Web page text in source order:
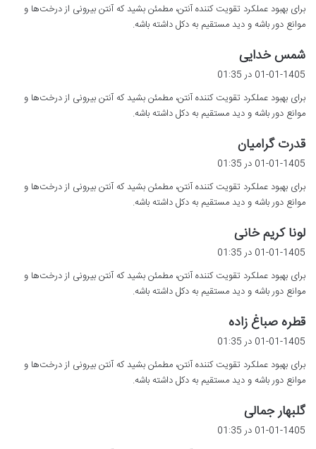
:
برای بهبود عملکرد تقویت کننده آنتن، مطمئن بشید که آنتن بیرونی از درخت‌ها و
موانع دور باشه و دید مستقیم به دکل داشته باشه.
شمس خدایی
ف
:
01-01-1405 در 01:35
برای بهبود عملکرد تقویت کننده آنتن، مطمئن بشید که آنتن بیرونی از درخت‌ها و
موانع دور باشه و دید مستقیم به دکل داشته باشه.
قدرت گرامیان
ف
:
01-01-1405 در 01:35
برای بهبود عملکرد تقویت کننده آنتن، مطمئن بشید که آنتن بیرونی از درخت‌ها و
موانع دور باشه و دید مستقیم به دکل داشته باشه.
لونا کریم خانی
ف
:
01-01-1405 در 01:35
برای بهبود عملکرد تقویت کننده آنتن، مطمئن بشید که آنتن بیرونی از درخت‌ها و
موانع دور باشه و دید مستقیم به دکل داشته باشه.
قطره صباغ زاده
ف
:
01-01-1405 در 01:35
برای بهبود عملکرد تقویت کننده آنتن، مطمئن بشید که آنتن بیرونی از درخت‌ها و
موانع دور باشه و دید مستقیم به دکل داشته باشه.
گلبهار جمالی
ف
01-01-1405 در 01:35